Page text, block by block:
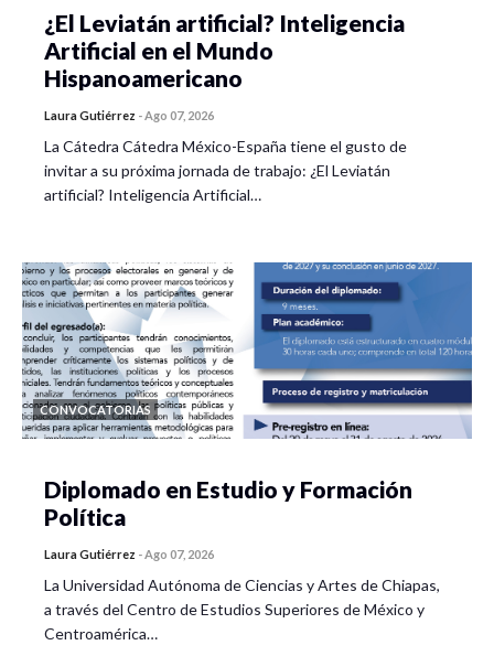
¿El Leviatán artificial? Inteligencia
Artificial en el Mundo
Hispanoamericano
Laura Gutiérrez -Ago 07, 2026
La Cátedra Cátedra México-España tiene el gusto de
invitar a su próxima jornada de trabajo: ¿El Leviatán
artificial? Inteligencia Artificial…
CONVOCATORIAS
Diplomado en Estudio y Formación
Política
Laura Gutiérrez -Ago 07, 2026
La Universidad Autónoma de Ciencias y Artes de Chiapas,
a través del Centro de Estudios Superiores de México y
Centroamérica…